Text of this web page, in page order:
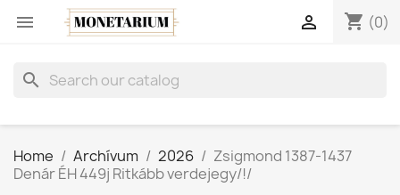
 shopping_cart (0)

search
Home Archívum 2026
Zsigmond 1387-1437
Denár ÉH 449j Ritkább verdejegy/!/